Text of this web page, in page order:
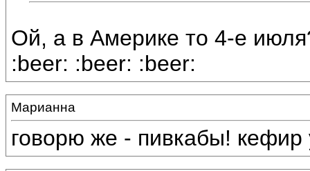
Ой, а в Америке то 4-е
:beer: :beer: :beer:
Марианна
говорю же - пивкабы! кефир